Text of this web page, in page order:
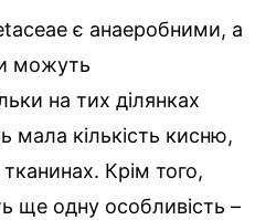
є анаеробними, а
можуть
на тих ділянках
мала кількість кисню,
Крім того,
ще одну особливість –